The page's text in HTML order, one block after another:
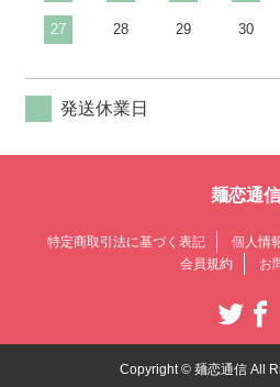
27 28 29 30
発送休業日
麺恋通信
特定商取引法に基づく表記 個人情
会員規約
お
Copyright © 麺恋通信 All